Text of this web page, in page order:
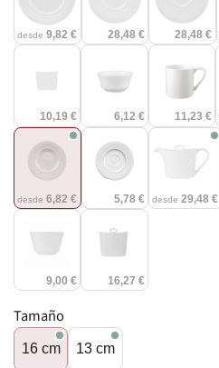
desde9,82 € 28,48 € 28,48 €
10,19 € 6,12 € 11,23 €
desde6,82 € 5,78 € desde29,48 €
9,00 € 16,27 €
Tamaño
16 cm 13 cm